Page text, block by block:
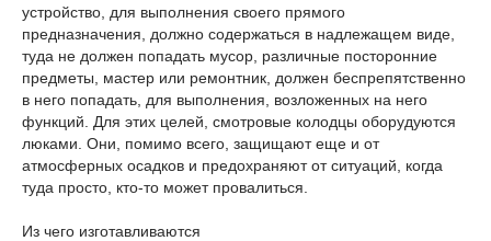
устройство, для выполнения своего прямого
предназначения, должно содержаться в надлежащем виде,
туда не должен попадать мусор, различные посторонние
предметы, мастер или ремонтник, должен беспрепятственно
в него попадать, для выполнения, возложенных на него
функций. Для этих целей, смотровые колодцы оборудуются
люками. Они, помимо всего, защищают еще и от
атмосферных осадков и предохраняют от ситуаций, когда
туда просто, кто-то может провалиться.
Из чего изготавливаются